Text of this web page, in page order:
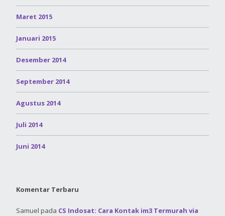
Maret 2015
Januari 2015
Desember 2014
September 2014
Agustus 2014
Juli 2014
Juni 2014
Komentar Terbaru
Samuel pada CS Indosat: Cara Kontak im3 Termurah via